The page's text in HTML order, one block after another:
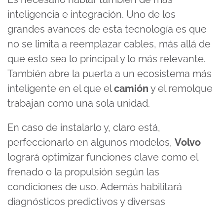
inteligencia e integración. Uno de los
grandes avances de esta tecnología es que
no se limita a reemplazar cables, más allá de
que esto sea lo principal y lo más relevante.
También abre la puerta a un ecosistema más
inteligente en el que elcamión y el remolque
trabajan como una sola unidad.
En caso de instalarlo y, claro está,
perfeccionarlo en algunos modelos, Volvo
logrará optimizar funciones clave como el
frenado o la propulsión según las
condiciones de uso. Además habilitará
diagnósticos predictivos y diversas